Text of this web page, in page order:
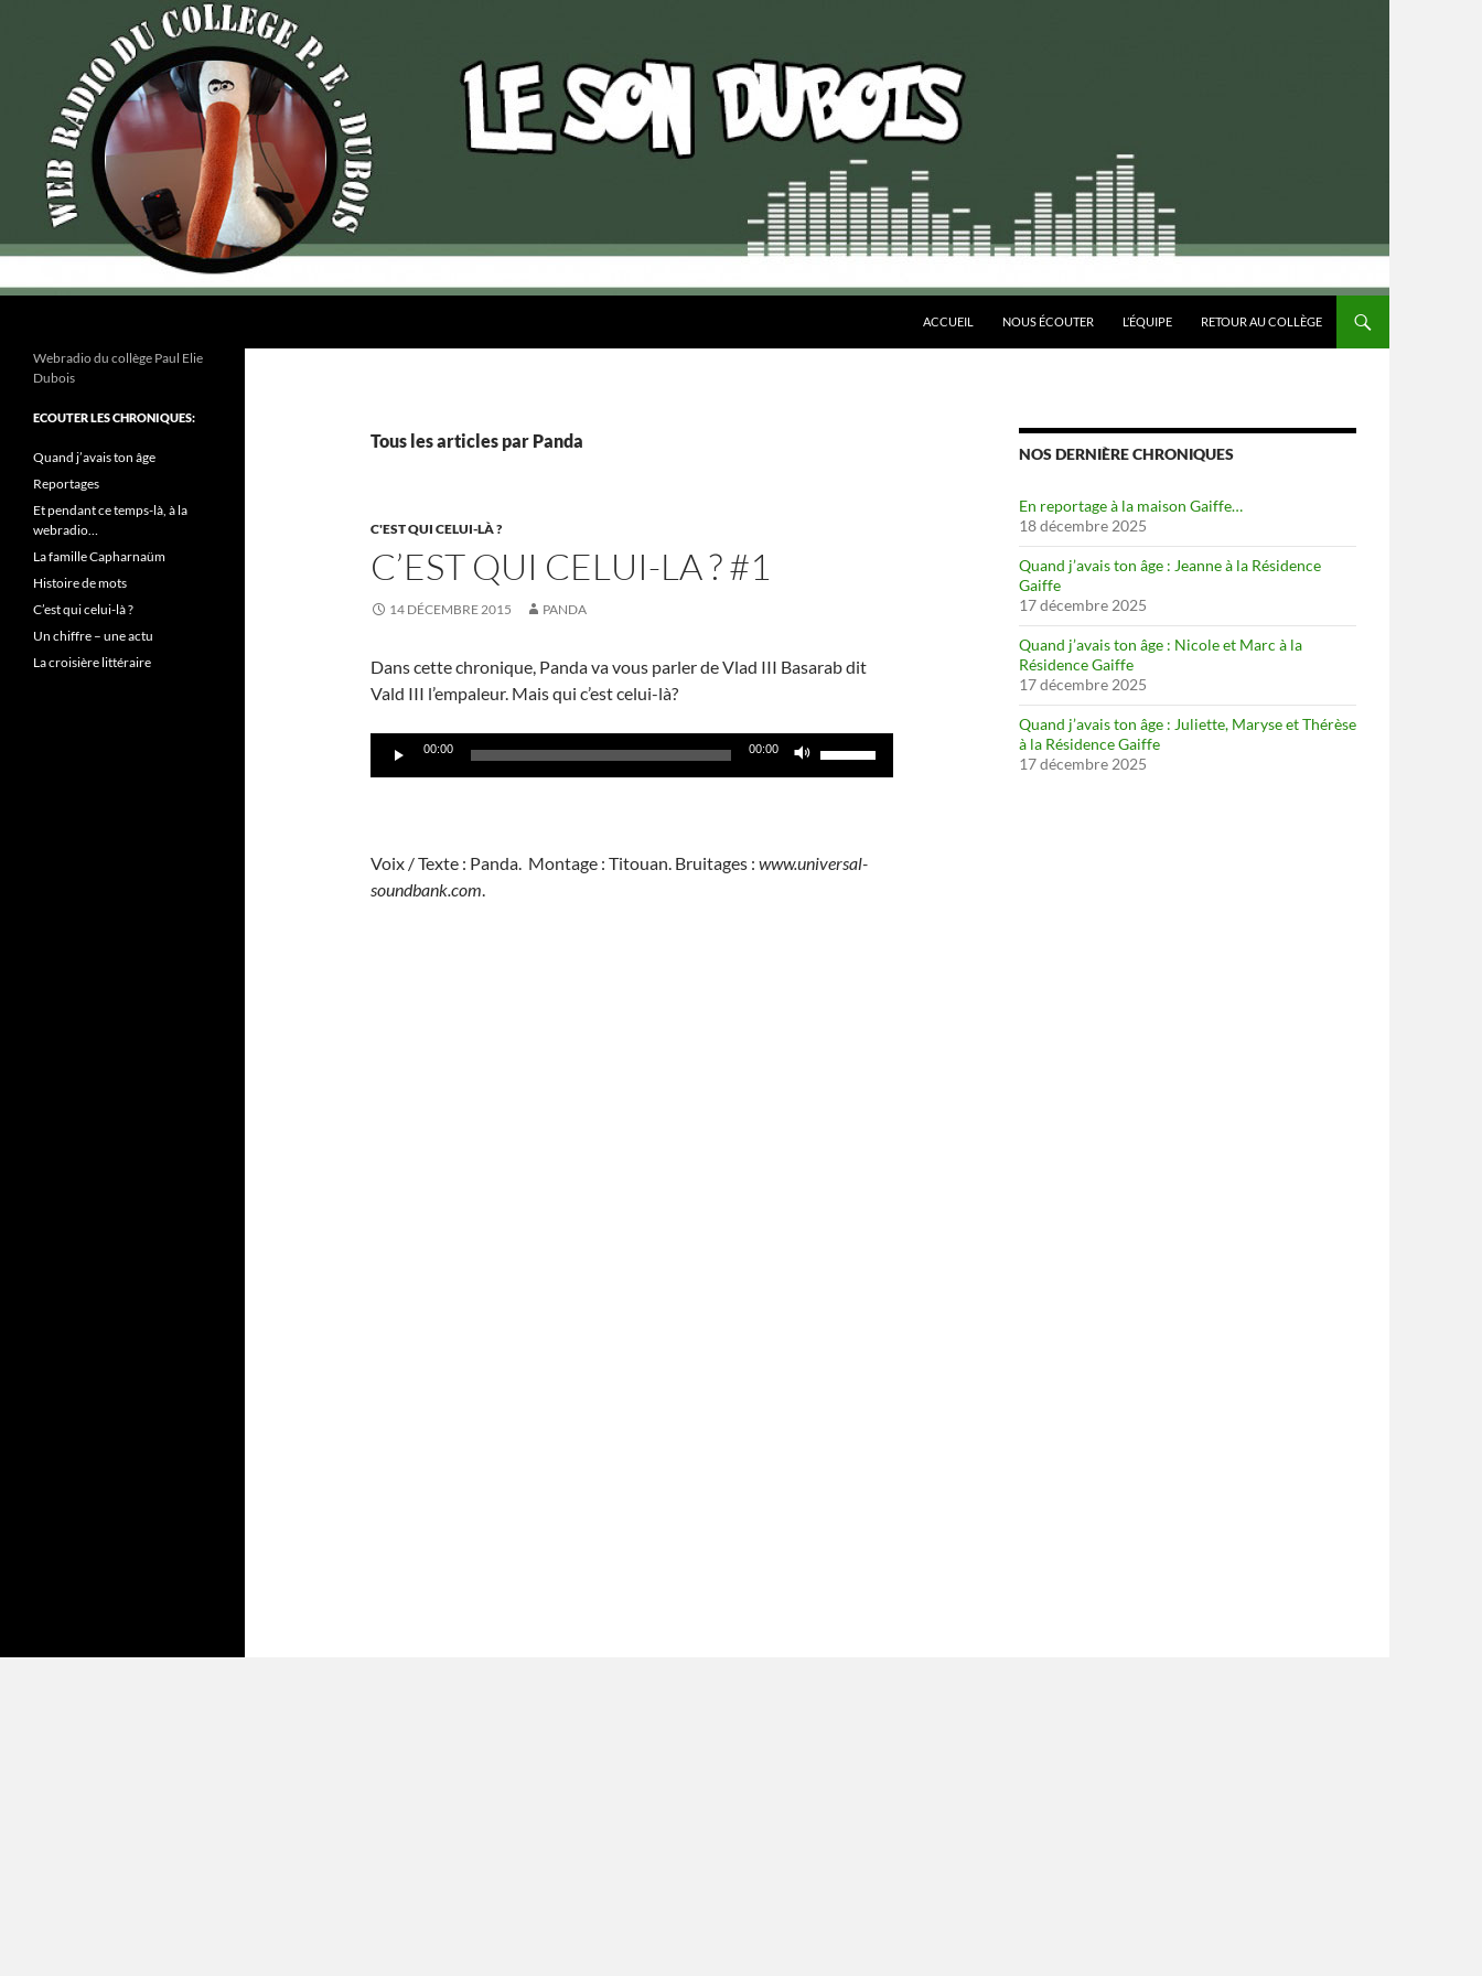
ACCUEIL
NOUS ÉCOUTER L’ÉQUIPE RETOUR AU COLLÈGE
Tous les articles par Panda
C'EST QUI CELUI-LÀ ?
C’EST QUI CELUI-LA ? #1
14 DÉCEMBRE 2015 PANDA
Dans cette chronique, Panda va vous parler de Vlad III Basarab dit
Vald III l’empaleur. Mais qui c’est celui-là?
Lecteur00:00 00:00
Voix / Texte : Panda. Montage : Titouan. Bruitages : www.universal-
soundbank.com.
NOS DERNIÈRE CHRONIQUES
En reportage à la maison Gaiffe…
18 décembre 2025
Quand j’avais ton âge : Jeanne à la Résidence
Gaiffe
17 décembre 2025
Quand j’avais ton âge : Nicole et Marc à la
Résidence Gaiffe
17 décembre 2025
Quand j’avais ton âge : Juliette, Maryse et Thérèse
à la Résidence Gaiffe
17 décembre 2025
Webradio du collège Paul Elie
Dubois
ECOUTER LES CHRONIQUES:
Quand j’avais ton âge
Reportages
Et pendant ce temps-là, à la
webradio…
La famille Capharnaüm
Histoire de mots
C’est qui celui-là ?
Un chiffre – une actu
La croisière littéraire